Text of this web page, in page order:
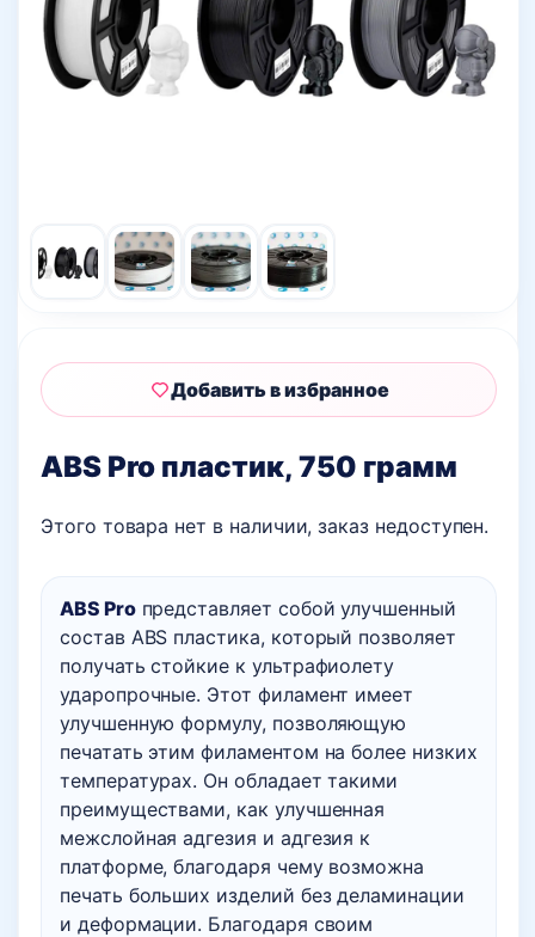
ABS Pro пластик, 750 грамм
ABS Proпредставляет собой улучшенный
состав ABS пластика, который позволяет
получать стойкие к ультрафиолету
ударопрочные. Этот филамент имеет
улучшенную формулу, позволяющую
печатать этим филаментом на более низких
температурах. Он обладает такими
преимуществами, как улучшенная
межслойная адгезия и адгезия к
платформе, благодаря чему возможна
печать больших изделий без деламинации
и деформации. Благодаря своим
Этого товара нет в наличии, заказ недоступен.
Добавить в избранное